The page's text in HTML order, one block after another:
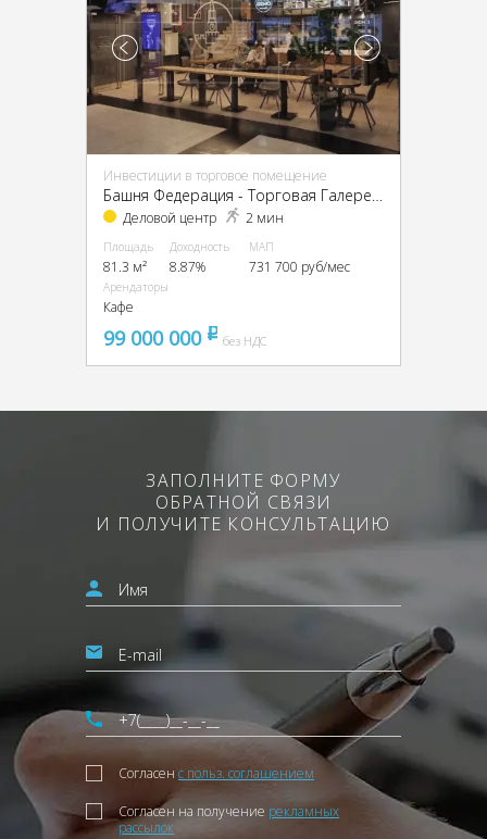
Инвестиции в торговое помещение
Башня Федерация - Торговая Галерея, ЦАО, г Москва, Пресненская наб, д 12
Деловой центр 2 мин
Площадь
81.3 м²
Доходность
8.87%
МАП
731 700 руб/мес
Арендаторы
Кафе
99 000 000 pуббез НДС
ЗАПОЛНИТЕ ФОРМУ
ОБРАТНОЙ СВЯЗИ
И ПОЛУЧИТЕ КОНСУЛЬТАЦИЮ
Согласен с польз. соглашением
Согласен на получение рекламных
рассылок